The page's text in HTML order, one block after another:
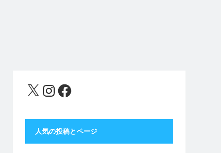
X InstagramFacebook
人気の投稿とページ